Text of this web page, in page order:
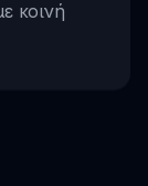
κοινή